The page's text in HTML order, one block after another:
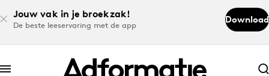
Jouw vak in je broekzak!
De beste leeservaring met de app
Download
Abonneer nu
Abonneer nu